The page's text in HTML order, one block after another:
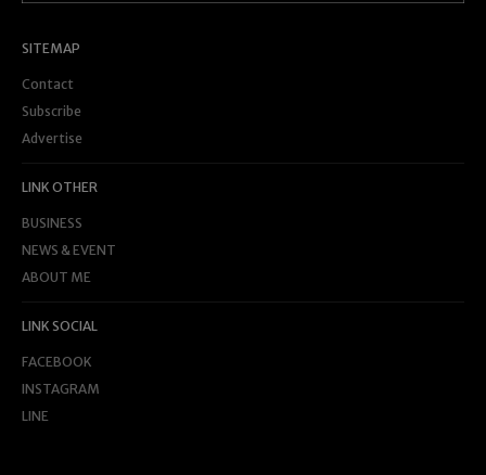
SITEMAP
Contact
Subscribe
Advertise
LINK OTHER
BUSINESS
NEWS & EVENT
ABOUT ME
LINK SOCIAL
FACEBOOK
INSTAGRAM
LINE